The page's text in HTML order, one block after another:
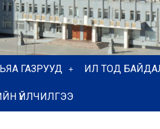
ГАЗРУУД ИЛ ТОД
ҮЙЛЧИЛГЭЭ